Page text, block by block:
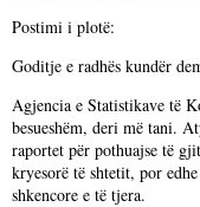
Postimi i plotë:
Goditje e radhës kundër
Agjencia e Statistikave të
besueshëm, deri më tani.
raportet për pothuajse të
kryesorë të shtetit, por
shkencore e të tjera.